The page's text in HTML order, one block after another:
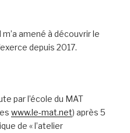
amené à découvrir le
depuis 2017.
par l’école du MAT
www.le-mat.net) après 5
de « l’atelier